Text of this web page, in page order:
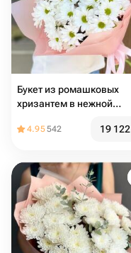
Букет из ромашковых
хризантем в нежной
4.95542 19 122